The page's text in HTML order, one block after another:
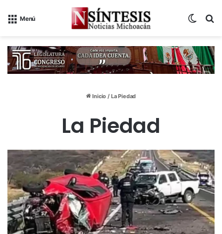
Menú
Inicio / La Piedad
La Piedad